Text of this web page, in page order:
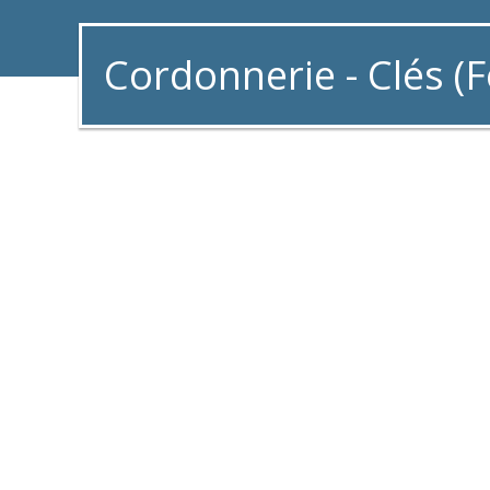
Cordonnerie - Clés